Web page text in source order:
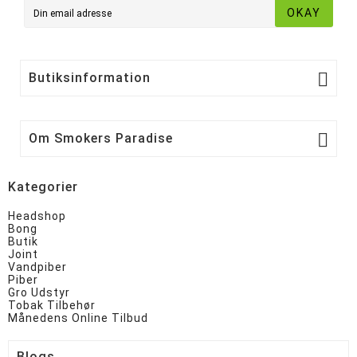
OKAY
Butiksinformation 
Om Smokers Paradise 
Kategorier
Headshop
Bong
Butik
Joint
Vandpiber
Piber
Gro Udstyr
Tobak Tilbehør
Månedens Online Tilbud